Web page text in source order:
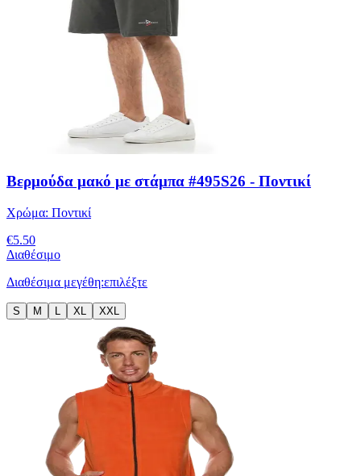
Βερμούδα μακό με στάμπα #495S26 - Ποντικί
Χρώμα: Ποντικί
€5.50
Διαθέσιμο
Διαθέσιμα μεγέθη:επιλέξτε
S M L XL XXL